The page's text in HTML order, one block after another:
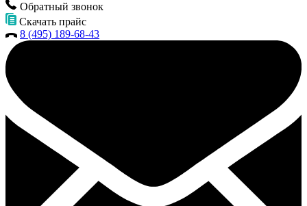
Обратный звонок
Скачать прайс
8 (495) 189-68-43